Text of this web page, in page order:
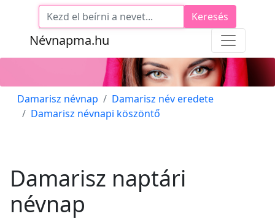
Névnapma.hu
Keresés
Damarisz névnap
Damarisz név eredete
Damarisz névnapi köszöntő
Damarisz naptári
névnap